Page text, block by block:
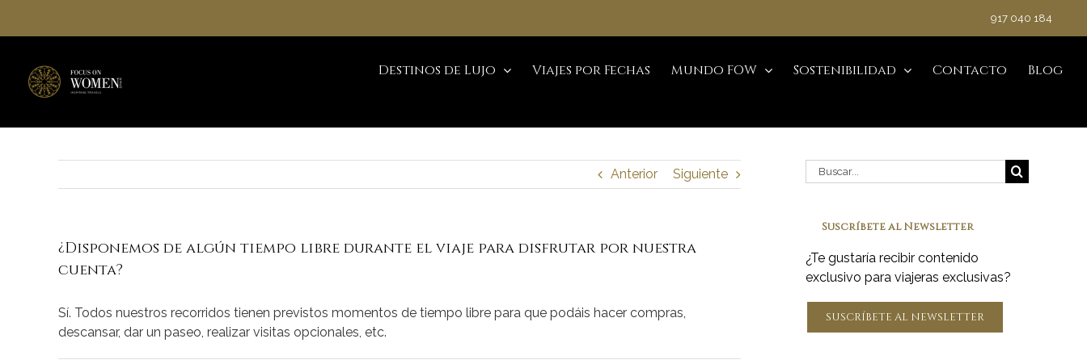
917 040 184
Destinos de Lujo Viajes por Fechas Mundo FOW Sostenibilidad Contacto Blog
Anterior Siguiente
¿Disponemos de algún tiempo libre durante el viaje para disfrutar por nuestra
cuenta?
Sí. Todos nuestros recorridos tienen previstos momentos de tiempo libre para que podáis hacer compras,
descansar, dar un paseo, realizar visitas opcionales, etc.
Buscar:
Suscríbete al Newsletter
¿Te gustaría recibir contenido
exclusivo para viajeras exclusivas?
SUSCRÍBETE AL NEWSLETTER